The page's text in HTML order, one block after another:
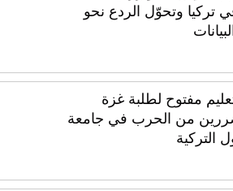
في تركيا وتحوّل الردع نحو
مفتوح لطلبة غزة
من الحرب في جامعة
التركية